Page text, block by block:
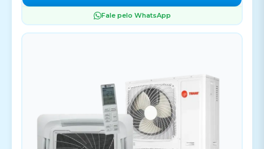
Fale pelo WhatsApp